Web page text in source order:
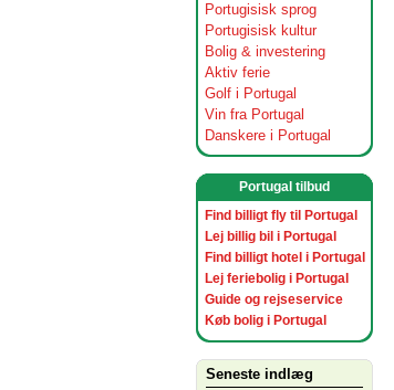
Portugisisk sprog
Portugisisk kultur
Bolig & investering
Aktiv ferie
Golf i Portugal
Vin fra Portugal
Danskere i Portugal
Portugal tilbud
Find billigt fly til Portugal
Lej billig bil i Portugal
Find billigt hotel i Portugal
Lej feriebolig i Portugal
Guide og rejseservice
Køb bolig i Portugal
Seneste indlæg